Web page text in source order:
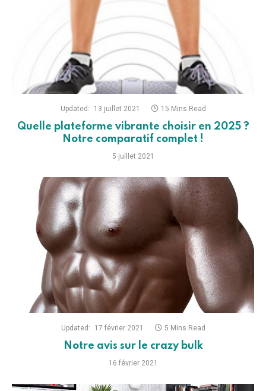
Updated: 13 juillet 2021 15 Mins Read
Quelle plateforme vibrante choisir en 2025 ?
Notre comparatif complet !
5 juillet 2021
Updated: 17 février 2021 5 Mins Read
Notre avis sur le crazy bulk
16 février 2021